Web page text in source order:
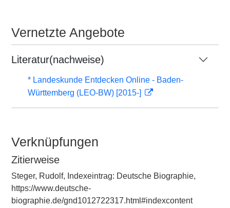
Vernetzte Angebote
Literatur(nachweise)
* Landeskunde Entdecken Online - Baden-
Württemberg (LEO-BW) [2015-]
Verknüpfungen
Zitierweise
Steger, Rudolf, Indexeintrag: Deutsche Biographie,
https://www.deutsche-
biographie.de/gnd1012722317.html#indexcontent